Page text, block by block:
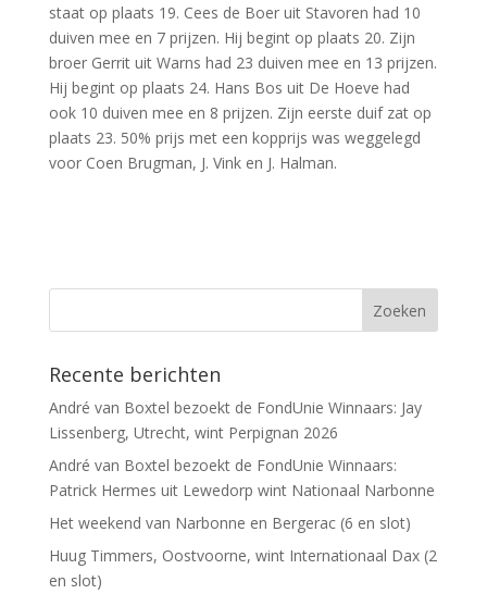
staat op plaats 19. Cees de Boer uit Stavoren had 10
duiven mee en 7 prijzen. Hij begint op plaats 20. Zijn
broer Gerrit uit Warns had 23 duiven mee en 13 prijzen.
Hij begint op plaats 24. Hans Bos uit De Hoeve had
ook 10 duiven mee en 8 prijzen. Zijn eerste duif zat op
plaats 23. 50% prijs met een kopprijs was weggelegd
voor Coen Brugman, J. Vink en J. Halman.
Recente berichten
André van Boxtel bezoekt de FondUnie Winnaars: Jay
Lissenberg, Utrecht, wint Perpignan 2026
André van Boxtel bezoekt de FondUnie Winnaars:
Patrick Hermes uit Lewedorp wint Nationaal Narbonne
Het weekend van Narbonne en Bergerac (6 en slot)
Huug Timmers, Oostvoorne, wint Internationaal Dax (2
en slot)